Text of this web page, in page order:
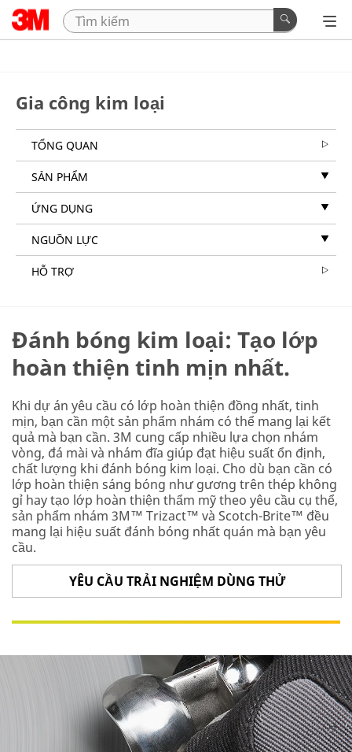
Gia công kim loại
TỔNG QUAN
SẢN PHẨM
ỨNG DỤNG
NGUỒN LỰC
HỖ TRỢ
Đánh bóng kim loại: Tạo lớp
hoàn thiện tinh mịn nhất.
Khi dự án yêu cầu có lớp hoàn thiện đồng nhất, tinh
mịn, bạn cần một sản phẩm nhám có thể mang lại kết
quả mà bạn cần. 3M cung cấp nhiều lựa chọn nhám
vòng, đá mài và nhám đĩa giúp đạt hiệu suất ổn định,
chất lượng khi đánh bóng kim loại. Cho dù bạn cần có
lớp hoàn thiện sáng bóng như gương trên thép không
gỉ hay tạo lớp hoàn thiện thẩm mỹ theo yêu cầu cụ thể,
sản phẩm nhám 3M™ Trizact™ và Scotch-Brite™ đều
mang lại hiệu suất đánh bóng nhất quán mà bạn yêu
cầu.
YÊU CẦU TRẢI NGHIỆM DÙNG THỬ